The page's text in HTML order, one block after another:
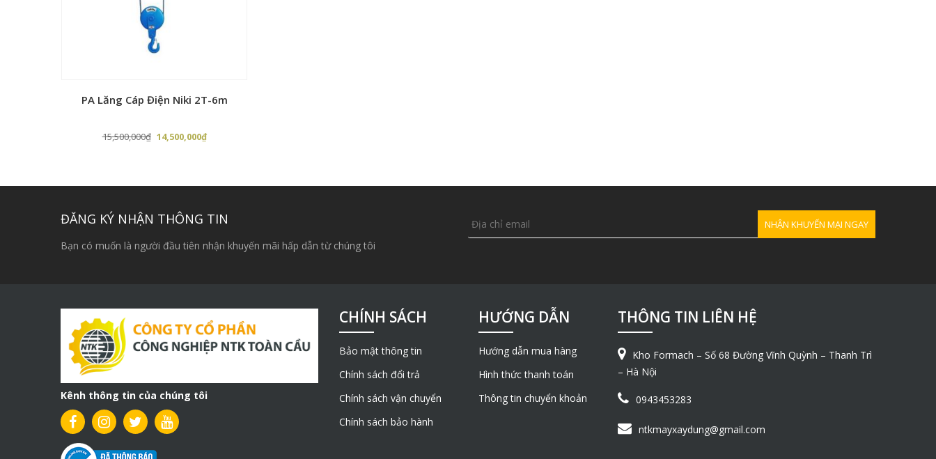
PA Lăng Cáp Điện Niki 2T-6m
15,500,000₫ Giá
15,500,000₫.
14,500,000₫Giá
là:
ĐĂNG KÝ NHẬN THÔNG TIN
Bạn có muốn là người đầu tiên nhận khuyến mãi hấp dẫn từ chúng tôi
Kênh thông tin của chúng tôi
CHÍNH SÁCH
Bảo mật thông tin
Chính sách đổi trả
Chính sách vận chuyển
Chính sách bảo hành
HƯỚNG DẪN
Hướng dẫn mua hàng
Hình thức thanh toán
Thông tin chuyển khoản
THÔNG TIN LIÊN HỆ
Kho Formach – Số 68 Đường Vĩnh Quỳnh – Thanh Trì
– Hà Nội
0943453283
ntkmayxaydung@gmail.com